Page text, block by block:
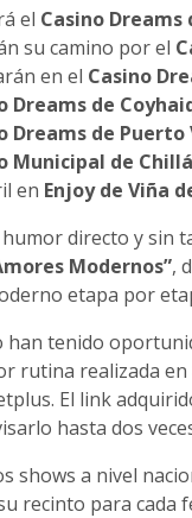
el Casino Dreams
su camino por el
en el Casino
Dreams de
Dreams de Puerto
Municipal de
en Enjoy de Viña
directo y sin
Modernos”,
etapa por
han tenido
rutina realizada
El link
hasta dos
shows a nivel
recinto para cada